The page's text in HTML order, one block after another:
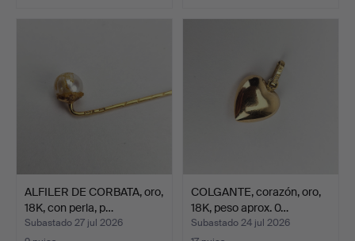
ALFILER DE CORBATA, oro,
18K, con perla, p…
Subastado 27 jul 2026
COLGANTE, corazón, oro,
18K, peso aprox. 0…
Subastado 24 jul 2026